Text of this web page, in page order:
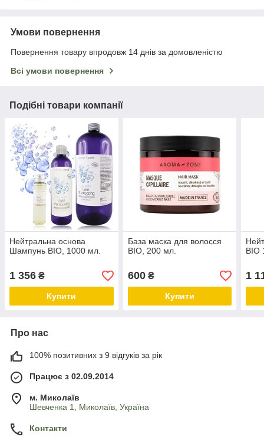
Умови повернення
Повернення товару впродовж 14 днів за домовленістю
Всі умови повернення
Подібні товари компанії
Нейтральна основа
Шампунь BIO, 1000 мл.
1 356 ₴
Купити
База маска для волосся
BIO, 200 мл.
600₴
Купити
BIO
1
Про нас
100% позитивних з 9 відгуків за рік
Працює з 02.09.2014
м. Миколаїв
Шевченка 1, Миколаїв, Україна
Контакти